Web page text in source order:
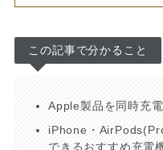
この記事で分かること
Apple製品を同時充
iPhone・
できるおすすめ充電